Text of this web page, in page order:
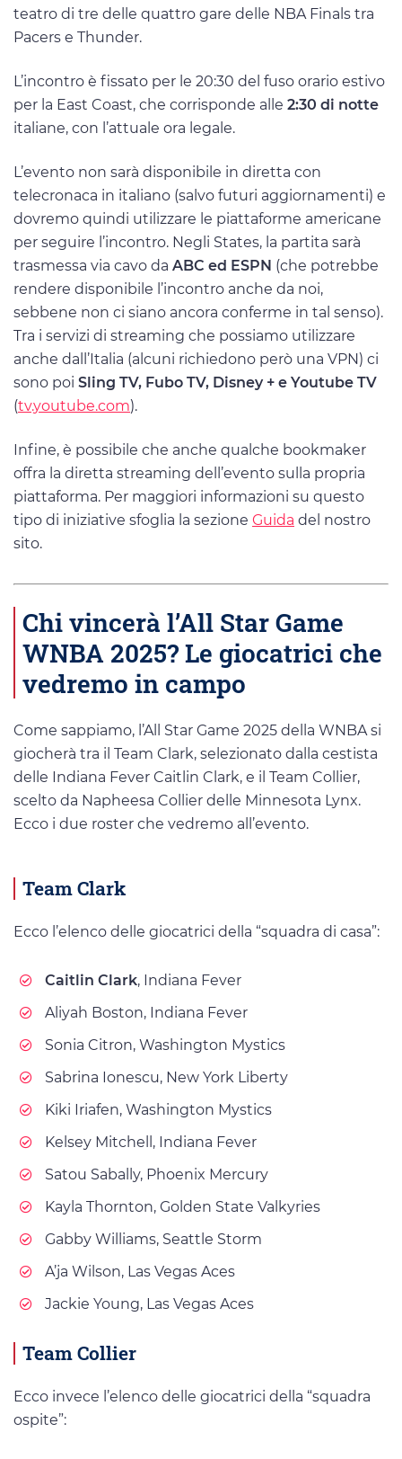
teatro di tre delle quattro gare delle NBA Finals tra
Pacers e Thunder.
L’incontro è fissato per le 20:30 del fuso orario estivo
per la East Coast, che corrisponde alle 2:30 di notte
italiane, con l’attuale ora legale.
L’evento non sarà disponibile in diretta con
telecronaca in italiano (salvo futuri aggiornamenti) e
dovremo quindi utilizzare le piattaforme americane
per seguire l’incontro. Negli States, la partita sarà
trasmessa via cavo da ABC ed ESPN (che potrebbe
rendere disponibile l’incontro anche da noi,
sebbene non ci siano ancora conferme in tal senso).
Tra i servizi di streaming che possiamo utilizzare
anche dall’Italia (alcuni richiedono però una VPN) ci
sono poi Sling TV, Fubo TV, Disney + e Youtube TV
(tv.youtube.com).
Infine, è possibile che anche qualche bookmaker
offra la diretta streaming dell’evento sulla propria
piattaforma. Per maggiori informazioni su questo
tipo di iniziative sfoglia la sezione Guida del nostro
sito.
Chi vincerà l’All Star Game
WNBA 2025? Le giocatrici che
vedremo in campo
Come sappiamo, l’All Star Game 2025 della WNBA si
giocherà tra il Team Clark, selezionato dalla cestista
delle Indiana Fever Caitlin Clark, e il Team Collier,
scelto da Napheesa Collier delle Minnesota Lynx.
Ecco i due roster che vedremo all’evento.
Team Clark
Ecco l’elenco delle giocatrici della “squadra di casa”:
Caitlin Clark, Indiana Fever
Aliyah Boston, Indiana Fever
Sonia Citron, Washington Mystics
Sabrina Ionescu, New York Liberty
Kiki Iriafen, Washington Mystics
Kelsey Mitchell, Indiana Fever
Satou Sabally, Phoenix Mercury
Kayla Thornton, Golden State Valkyries
Gabby Williams, Seattle Storm
A’ja Wilson, Las Vegas Aces
Jackie Young, Las Vegas Aces
Team Collier
Ecco invece l’elenco delle giocatrici della “squadra
ospite”: